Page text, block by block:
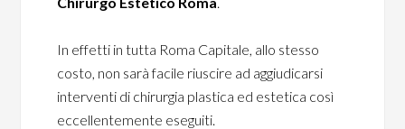
In effetti in tutta Roma Capitale, allo stesso
costo, non sarà facile riuscire ad aggiudicarsi
interventi di chirurgia plastica ed estetica così
eccellentemente eseguiti.